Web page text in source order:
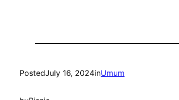
PostedJuly 16, 2024inUmum